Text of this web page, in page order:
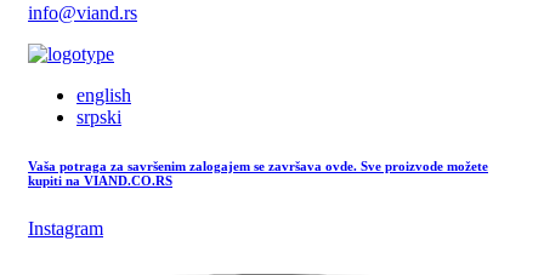
info@viand.rs
english
srpski
Vaša potraga za savršenim zalogajem se završava ovde. Sve proizvode možete
kupiti na VIAND.CO.RS
Instagram